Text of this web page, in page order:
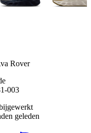
Rover
003
geleden